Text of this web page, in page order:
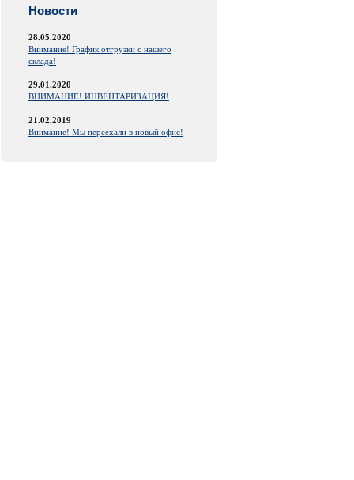
Новости
28.05.2020
Внимание! График отгрузки с нашего
склада!
29.01.2020
ВНИМАНИЕ! ИНВЕНТАРИЗАЦИЯ!
21.02.2019
Внимание! Мы переехали в новый офис!